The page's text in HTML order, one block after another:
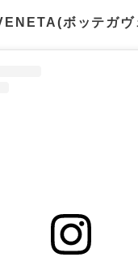
ボッテガヴ